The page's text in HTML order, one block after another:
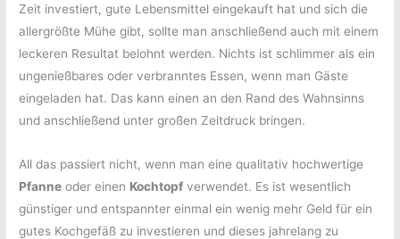
Zeit investiert, gute Lebensmittel eingekauft hat und sich die
allergrößte Mühe gibt, sollte man anschließend auch mit einem
leckeren Resultat belohnt werden. Nichts ist schlimmer als ein
ungenießbares oder verbranntes Essen, wenn man Gäste
eingeladen hat. Das kann einen an den Rand des Wahnsinns
und anschließend unter großen Zeitdruck bringen.
All das passiert nicht, wenn man eine qualitativ hochwertige
Pfanne oder einen Kochtopf verwendet. Es ist wesentlich
günstiger und entspannter einmal ein wenig mehr Geld für ein
gutes Kochgefäß zu investieren und dieses jahrelang zu